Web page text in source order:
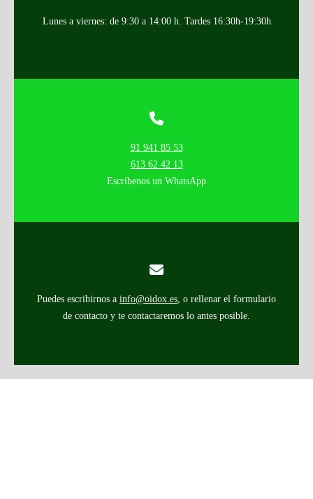
Lunes a viernes: de 9:30 a 14:00 h. Tardes 16:30h-19:30h
91 941 85 53
613 62 42 13
Escríbenos un WhatsApp
Puedes escribirnos a info@oidox.es , o rellenar el formulario
de contacto y te contactaremos lo antes posible.